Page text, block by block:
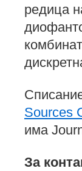
редица
Sources
има
За